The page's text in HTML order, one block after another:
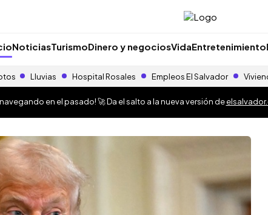
NoticiasTurismoDinero y negociosVidaEntretenimiento
Lluvias Hospital Rosales Empleos El Salvador
navegando en el pasado! 🚀 Da el salto a la nueva versión de